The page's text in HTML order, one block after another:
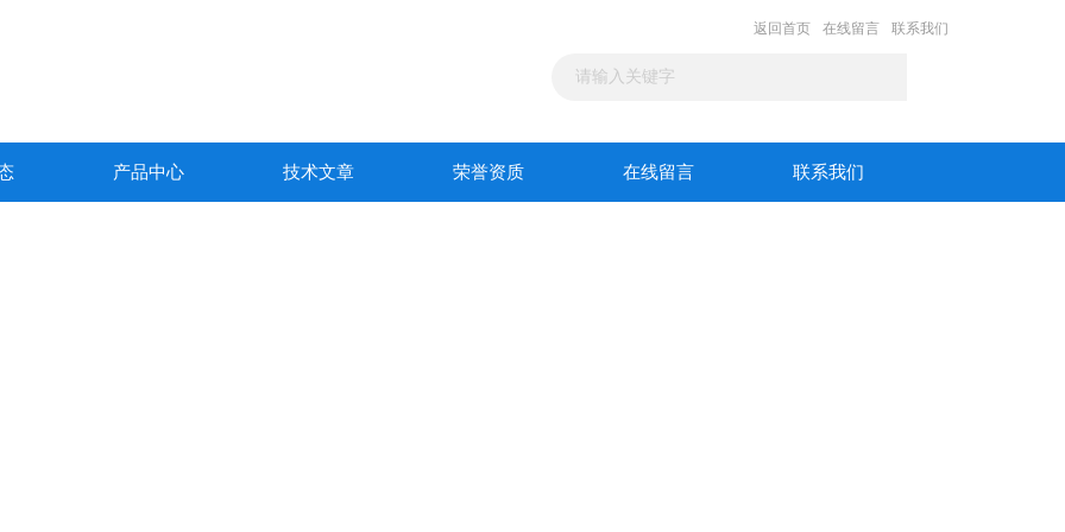
返回首页 在线留言 联系我们
产品中心 技术文章 荣誉资质 在线留言 联系我们